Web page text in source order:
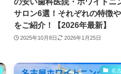
の安い歯科医院・ホワイトニ
サロン6選！それぞれの特徴
をご紹介！【2026年最新】
2025年10月8日 2026年1月25日
名